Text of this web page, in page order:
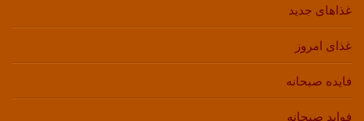
غذاهای جدید
غذای امروز
فایده صبحانه
فواید صبحانه